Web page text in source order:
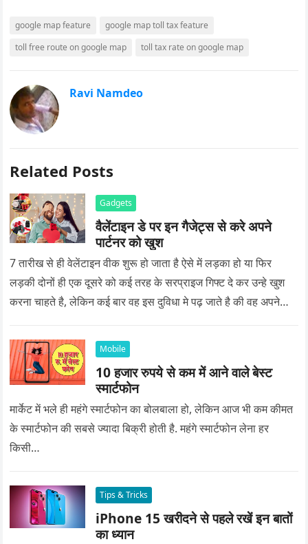
google map feature
google map toll tax feature
toll free route on google map
toll tax rate on google map
Ravi Namdeo
Related Posts
Gadgets
वैलेंटाइन डे पर इन गैजेट्स से करे अपने
पार्टनर को खुश
7 तारीख से ही वेलेंटाइन वीक शुरू हो जाता है ऐसे में लड़का हो या फिर
लड़की दोनों ही एक दूसरे को कई तरह के सरप्राइज गिफ्ट दे कर उन्हे खुश
करना चाहते है, लेकिन कई बार वह इस दुविधा मे पढ़ जाते है की वह अपने
Mobile
10 हजार रुपये से कम में आने वाले बेस्ट
स्मार्टफोन
मार्केट में भले ही महंगे स्मार्टफोन का बोलबाला हो, लेकिन आज भी कम कीमत
के स्मार्टफोन की सबसे ज्यादा बिक्री होती है. महंगे स्मार्टफोन लेना हर
किसी…
Tips & Tricks
iPhone 15 खरीदने से पहले रखें इन बातों
का ध्यान